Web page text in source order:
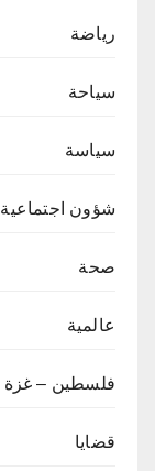
رياضة
سياحة
سياسة
شؤون اجتماعية
صحة
عالمية
فلسطين – غزة
قضايا